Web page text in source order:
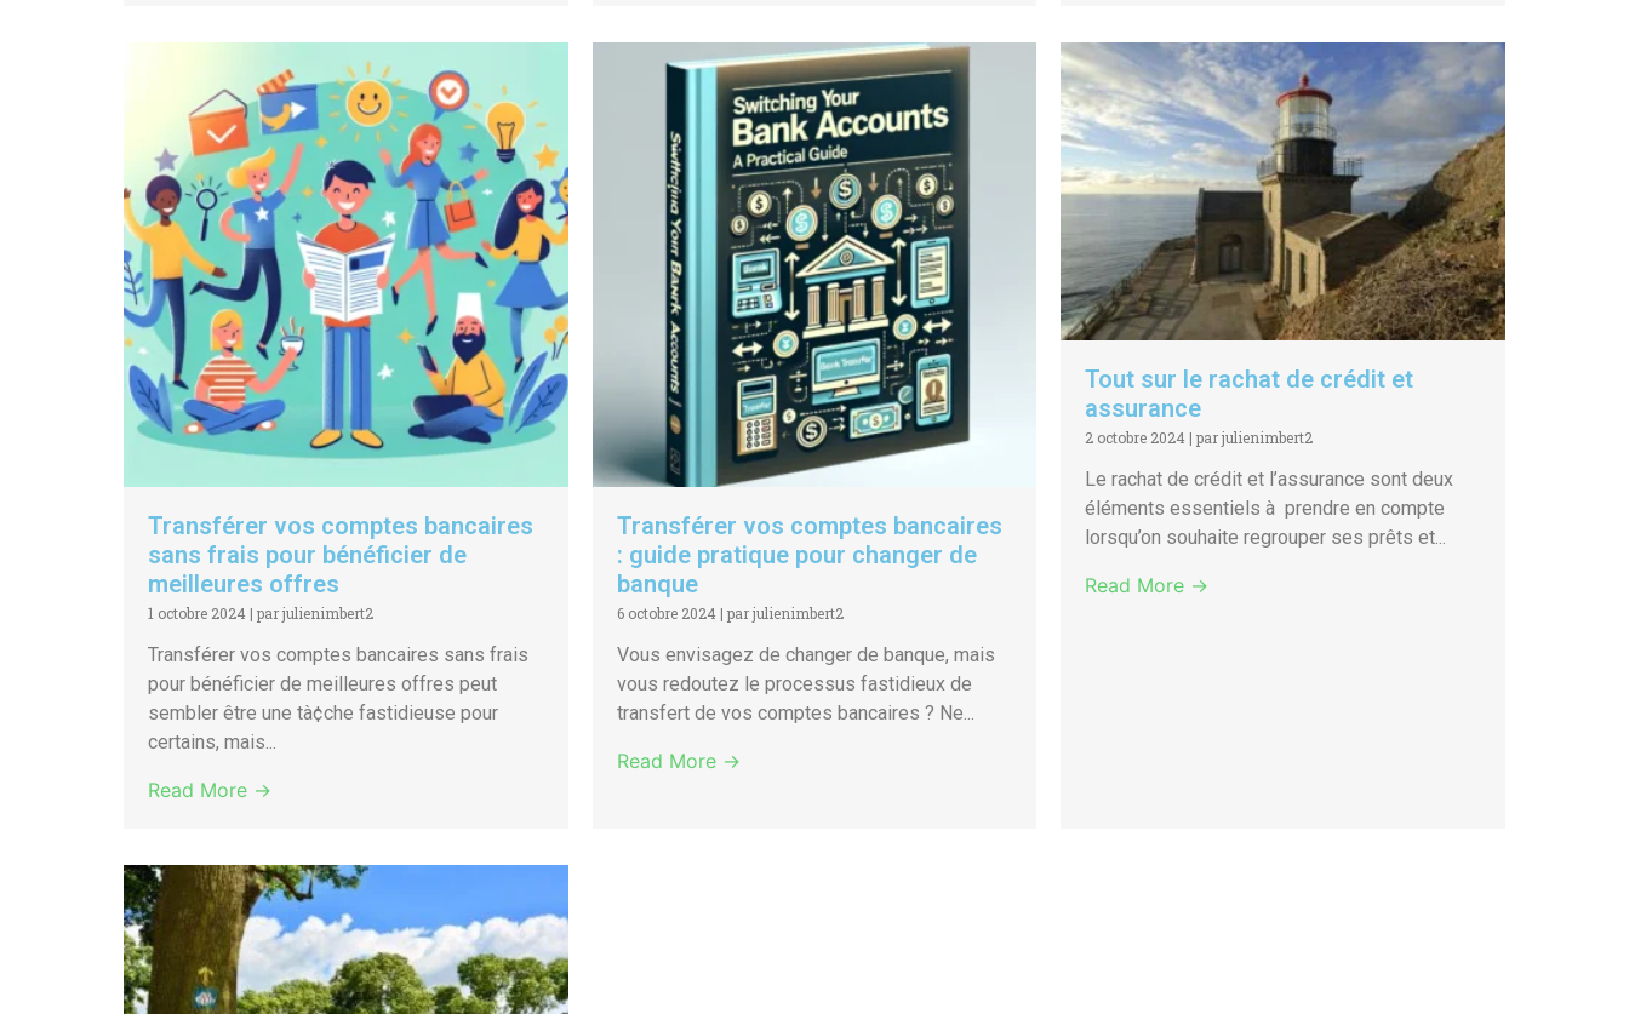
Transférer vos comptes bancaires
sans frais pour bénéficier de
meilleures offres
1 octobre 2024 | par julienimbert2
Transférer vos comptes bancaires sans frais
pour bénéficier de meilleures offres peut
sembler être une tà¢che fastidieuse pour
certains, mais...
Read More →
Transférer vos comptes bancaires
: guide pratique pour changer de
banque
6 octobre 2024 | par julienimbert2
Vous envisagez de changer de banque, mais
vous redoutez le processus fastidieux de
transfert de vos comptes bancaires ? Ne...
Read More →
Tout sur le rachat de crédit et
assurance
2 octobre 2024 |par julienimbert2
Le rachat de crédit et l’assurance sont deux
éléments essentiels à prendre en compte
lorsqu’on souhaite regrouper ses prêts et...
Read More →